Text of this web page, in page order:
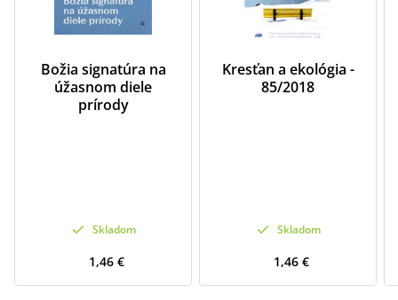
Božia signatúra na
úžasnom diele
prírody
Skladom
1,46 €
Kresťan a ekológia -
85/2018
Skladom
1,46 €